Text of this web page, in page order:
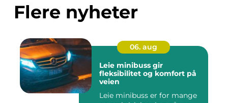
Flere nyheter
06. aug
Leie minibuss gir
fleksibilitet og komfort på
veien
Leie minibuss er for mange